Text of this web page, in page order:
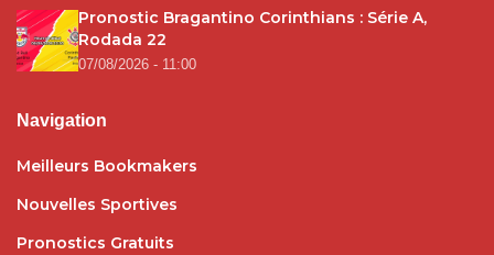
Pronostic Bragantino Corinthians : Série A,
Rodada 22
07/08/2026 - 11:00
Navigation
Meilleurs Bookmakers
Nouvelles Sportives
Pronostics Gratuits